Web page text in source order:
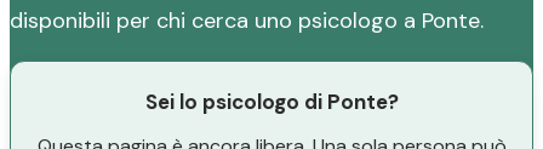
disponibili per chi cerca uno psicologo a Ponte.
Sei lo psicologo di Ponte?